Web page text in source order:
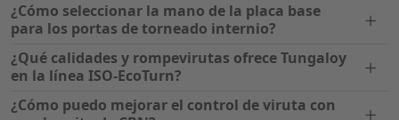
¿Cómo seleccionar la mano de la placa base
para los portas de torneado internio?
¿Qué calidades y rompevirutas ofrece Tungaloy
en la línea ISO-EcoTurn?
¿Cómo puedo mejorar el control de viruta con